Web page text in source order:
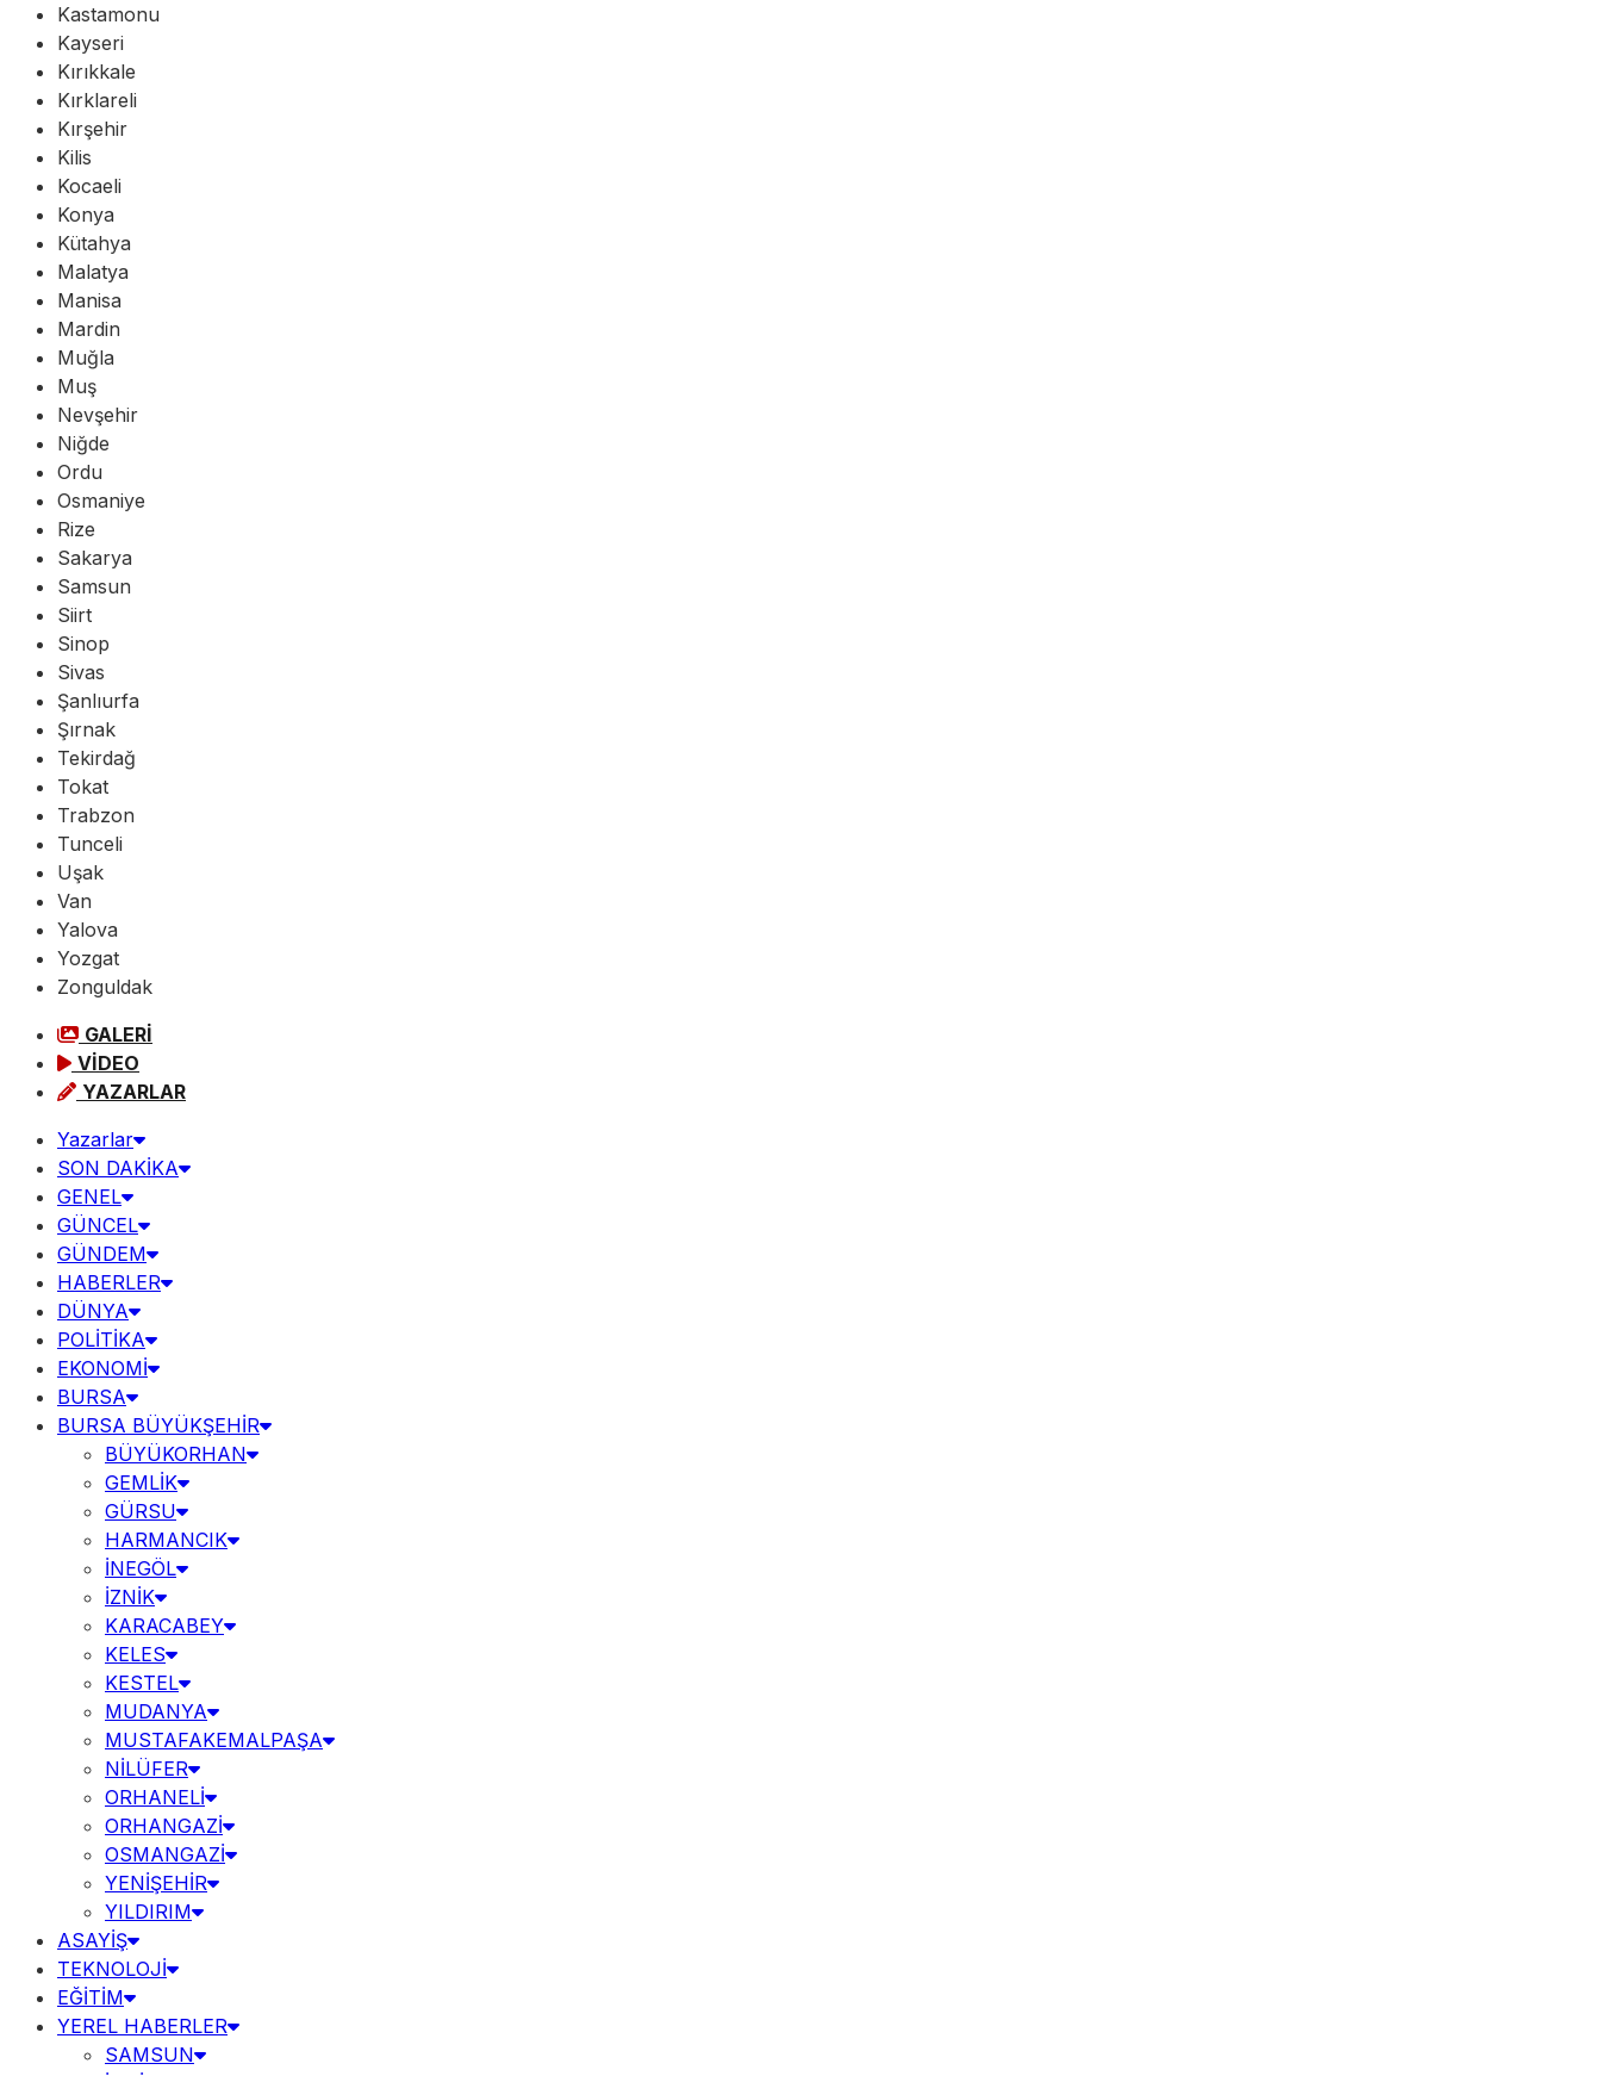
Kastamonu
Kayseri
Kırıkkale
Kırklareli
Kırşehir
Kilis
Kocaeli
Konya
Kütahya
Malatya
Manisa
Mardin
Muğla
Muş
Nevşehir
Niğde
Ordu
Osmaniye
Rize
Sakarya
Samsun
Siirt
Sinop
Sivas
Şanlıurfa
Şırnak
Tekirdağ
Tokat
Trabzon
Tunceli
Uşak
Van
Yalova
Yozgat
Zonguldak
GALERİ
VİDEO
YAZARLAR
Yazarlar
SON DAKİKA
GENEL
GÜNCEL
GÜNDEM
HABERLER
DÜNYA
POLİTİKA
EKONOMİ
BURSA
BURSA BÜYÜKŞEHİR
BÜYÜKORHAN
GEMLİK
GÜRSU
HARMANCIK
İNEGÖL
İZNİK
KARACABEY
KELES
KESTEL
MUDANYA
MUSTAFAKEMALPAŞA
NİLÜFER
ORHANELİ
ORHANGAZİ
OSMANGAZİ
YENİŞEHİR
YILDIRIM
ASAYİŞ
TEKNOLOJİ
EĞİTİM
YEREL HABERLER
SAMSUN